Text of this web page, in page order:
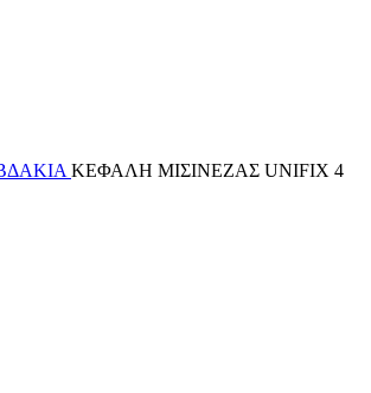
ΚΕΦΑΛΗ ΜΙΣΙΝΕΖΑΣ UNIFIX 4